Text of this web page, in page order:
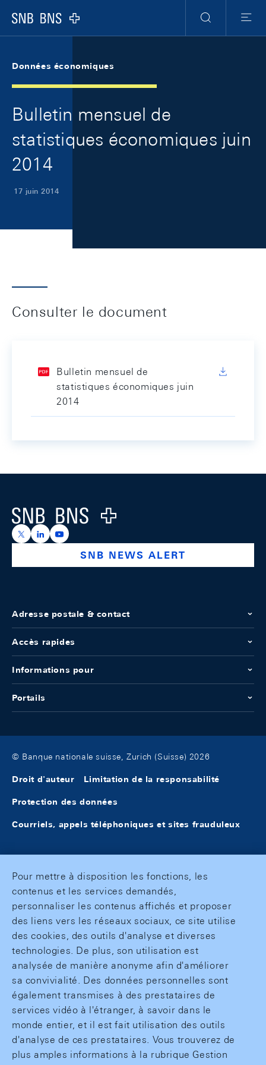
Logo
RechercheMenu
Données économiques
Bulletin mensuel de
statistiques économiques juin
2014
17 juin 2014
Consulter le document
Bulletin mensuel de
statistiques économiques juin
2014
Logo
https://x.com/snb_bns
https://ch.linkedin.com/company/swiss-national-
https://www.youtube.com/@swissnationalbank
SNB NEWS ALERT
Adresse postale & contact
Accès rapides
Informations pour
Portails
© Banque nationale suisse, Zurich (Suisse) 2026
Droit d'auteur Limitation de la responsabilité
Protection des données
Courriels, appels téléphoniques et sites frauduleux
Pour mettre à disposition les fonctions, les
contenus et les services demandés,
personnaliser les contenus affichés et proposer
des liens vers les réseaux sociaux, ce site utilise
des cookies, des outils d'analyse et diverses
technologies. De plus, son utilisation est
analysée de manière anonyme afin d'améliorer
sa convivialité. Des données personnelles sont
également transmises à des prestataires de
services vidéo à l'étranger, à savoir dans le
monde entier, et il est fait utilisation des outils
d'analyse de ces prestataires. Vous trouverez de
plus amples informations à la rubrique Gestion